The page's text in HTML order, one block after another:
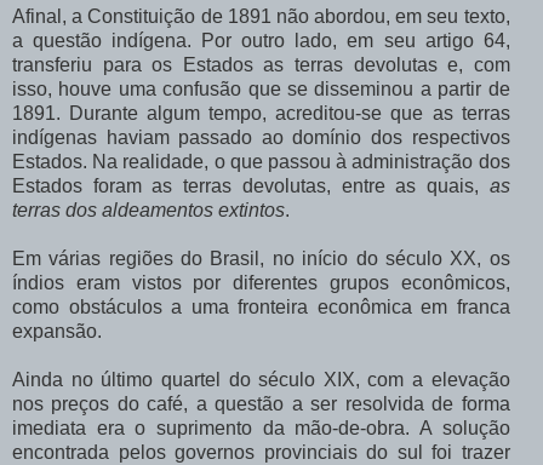
Afinal, a Constituição de 1891 não abordou, em seu texto,
a questão indígena. Por outro lado, em seu artigo 64,
transferiu para os Estados as terras devolutas e, com
isso, houve uma confusão que se disseminou a partir de
1891. Durante algum tempo, acreditou-se que as terras
indígenas haviam passado ao domínio dos respectivos
Estados. Na realidade, o que passou à administração dos
Estados foram as terras devolutas, entre as quais, as
terras dos aldeamentos extintos.
Em várias regiões do Brasil, no início do século XX, os
índios eram vistos por diferentes grupos econômicos,
como obstáculos a uma fronteira econômica em franca
expansão.
Ainda no último quartel do século XIX, com a elevação
nos preços do café, a questão a ser resolvida de forma
imediata era o suprimento da mão-de-obra. A solução
encontrada pelos governos provinciais do sul foi trazer